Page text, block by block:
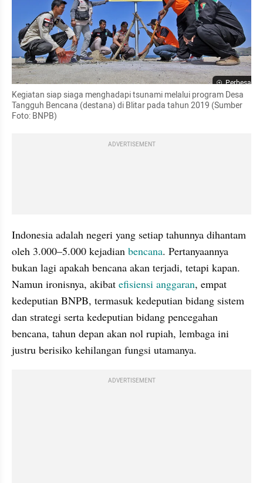
Perbesar
Kegiatan siap siaga menghadapi tsunami melalui program Desa
Tangguh Bencana (destana) di Blitar pada tahun 2019 (Sumber
Foto: BNPB)
ADVERTISEMENT
Indonesia adalah negeri yang setiap tahunnya dihantam
oleh 3.000–5.000 kejadian bencana. Pertanyaannya
bukan lagi apakah bencana akan terjadi, tetapi kapan.
Namun ironisnya, akibat efisiensi anggaran, empat
kedeputian BNPB, termasuk kedeputian bidang sistem
dan strategi serta kedeputian bidang pencegahan
bencana, tahun depan akan nol rupiah, lembaga ini
justru berisiko kehilangan fungsi utamanya.
ADVERTISEMENT